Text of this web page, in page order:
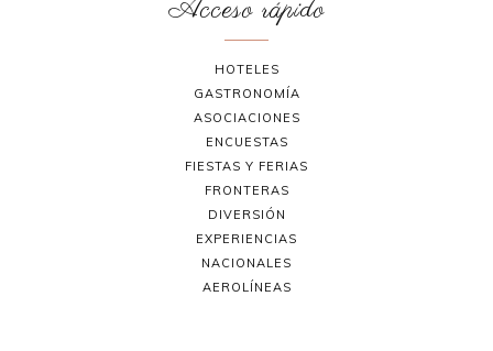
Acceso rápido
HOTELES
GASTRONOMÍA
ASOCIACIONES
ENCUESTAS
FIESTAS Y FERIAS
FRONTERAS
DIVERSIÓN
EXPERIENCIAS
NACIONALES
AEROLÍNEAS